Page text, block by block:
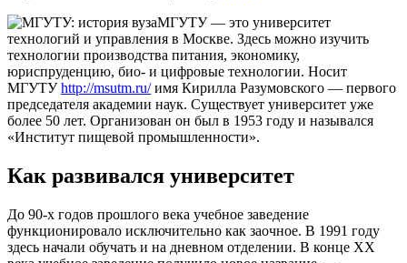
МГУТУ — это университет
технологий и управления в Москве. Здесь можно изучить
технологии производства питания, экономику,
юриспруденцию, био- и цифровые технологии. Носит
МГУТУhttp://msutm.ru/имя Кирилла Разумовского — первого
председателя академии наук. Существует университет уже
более 50 лет. Организован он был в 1953 году и назывался
«Институт пищевой промышленности».
Как развивался университет
До 90-х годов прошлого века учебное заведение
функционировало исключительно как заочное. В 1991 году
здесь начали обучать и на дневном отделении. В конце XX